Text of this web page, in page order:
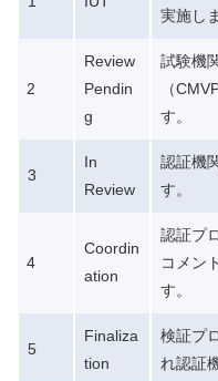
実施し
2
Review
Pendin
g
試験機
（
す。
3
In
Review
認証機
す。
4
Coordin
ation
認証プ
コメン
す。
5
Finaliza
tion
検証プ
れ認証